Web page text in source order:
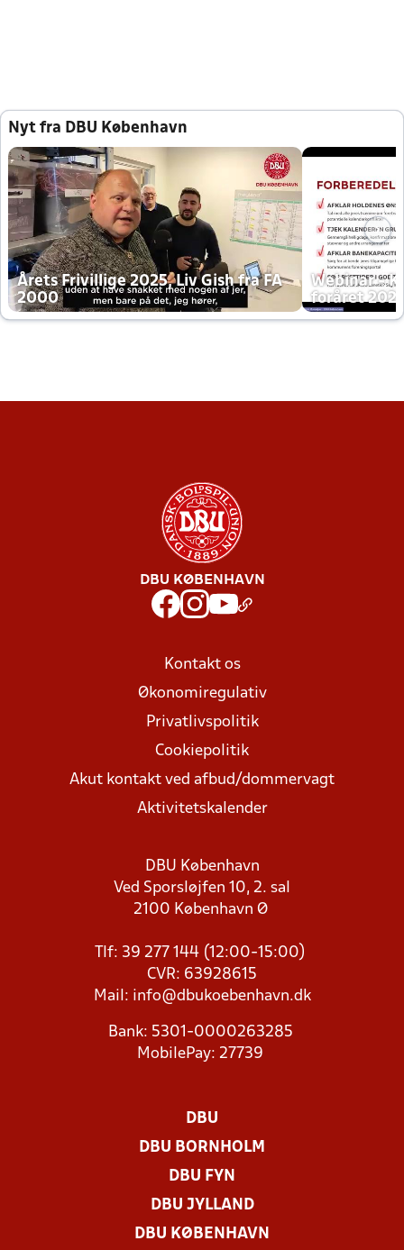
Nyt fra DBU København
Årets Frivillige 2025, Liv Gish fra FA
2000
Webinar -
foråret
DBU KØBENHAVN
Kontakt os
Økonomiregulativ
Privatlivspolitik
Cookiepolitik
Akut kontakt ved afbud/dommervagt
Aktivitetskalender
DBU København
Ved Sporsløjfen 10, 2. sal
2100 København Ø
Tlf: 39 277 144 (12:00-15:00)
CVR: 63928615
Mail: info@dbukoebenhavn.dk
Bank: 5301-0000263285
MobilePay: 27739
DBU
DBU BORNHOLM
DBU FYN
DBU JYLLAND
DBU KØBENHAVN